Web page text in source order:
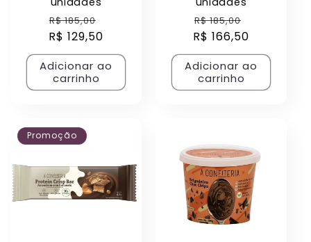
Preço
normal
R$ 185,00
R$ 129,50
Adicionar ao
carrinho
Preço
normal
R$ 185,00
R$ 166,50
Adicionar ao
carrinho
Promoção